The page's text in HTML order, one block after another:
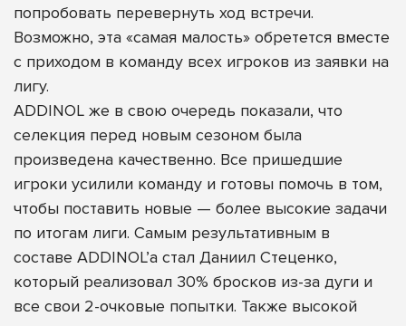
попробовать перевернуть ход встречи.
Возможно, эта «самая малость» обретется вместе
с приходом в команду всех игроков из заявки на
лигу.
ADDINOL же в свою очередь показали, что
селекция перед новым сезоном была
произведена качественно. Все пришедшие
игроки усилили команду и готовы помочь в том,
чтобы поставить новые — более высокие задачи
по итогам лиги. Самым результативным в
составе ADDINOL’а стал Даниил Стеценко,
который реализовал 30% бросков из-за дуги и
все свои 2-очковые попытки. Также высокой